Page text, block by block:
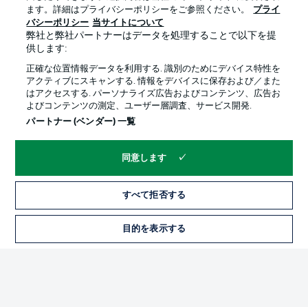
プライバシー・ポリシー
利用条件 放送局
求人 選手
当サイトについて
© 2026 Bundesliga-Gruppe GmbH
ます。詳細はプライバシーポリシーをご参照ください。
プライ
バシーポリシー 当サイトについて
弊社と弊社パートナーはデータを処理することで以下を提
供します:
正確な位置情報データを利用する. 識別のためにデバイス特性を
アクティブにスキャンする. 情報をデバイスに保存および／また
はアクセスする. パーソナライズ広告およびコンテンツ、広告お
よびコンテンツの測定、ユーザー層調査、サービス開発.
パートナー (ベンダー) 一覧
同意します
すべて拒否する
目的を表示する